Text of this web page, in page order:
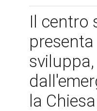
Il centro
la